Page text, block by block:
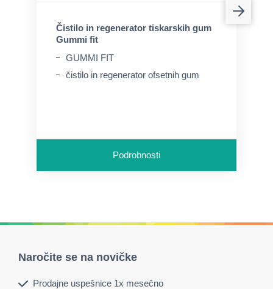
Čistilo in regenerator tiskarskih gum
Gummi fit
GUMMI FIT
čistilo in regenerator ofsetnih gum
Podrobnosti
Naročite se na novičke
Prodajne uspešnice 1x mesečno